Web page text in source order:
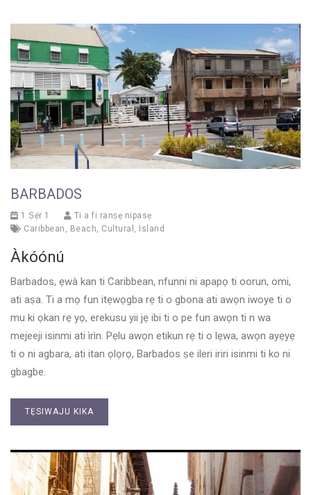
BARBADOS
1 Ṣẹ́r 1
Ti a fi ranṣẹ nipasẹ
Caribbean
Beach Cultural Island
Àkóónú
Barbados, ẹwà kan ti Caribbean, nfunni ni apapọ ti oorun, omi,
ati aṣa. Ti a mọ fun itẹwọgba rẹ ti o gbona ati awọn iwoye ti o
mu ki ọkan rẹ yọ, erekusu yii jẹ ibi ti o pe fun awọn ti n wa
mejeeji isinmi ati ìrìn. Pẹlu awọn etikun rẹ ti o lẹwa, awọn ayẹyẹ
ti o ni agbara, ati itan ọlọrọ, Barbados ṣe ileri iriri isinmi ti ko ni
gbagbe.
TẸSIWAJU KIKA